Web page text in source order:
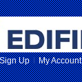
Sign Up My Account